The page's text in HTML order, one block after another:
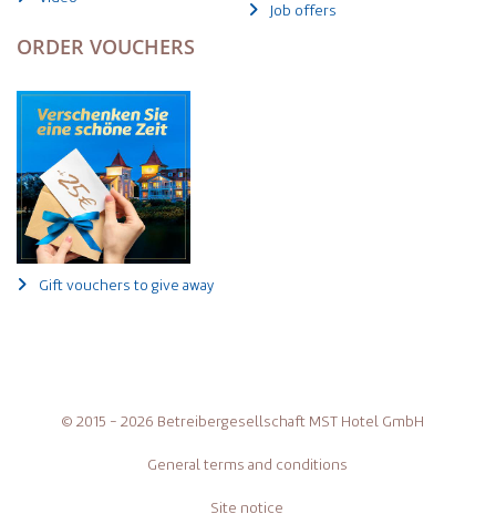
Job offers
ORDER VOUCHERS
Gift vouchers to give away
© 2015 - 2026 Betreibergesellschaft MST Hotel GmbH
General terms and conditions
Site notice